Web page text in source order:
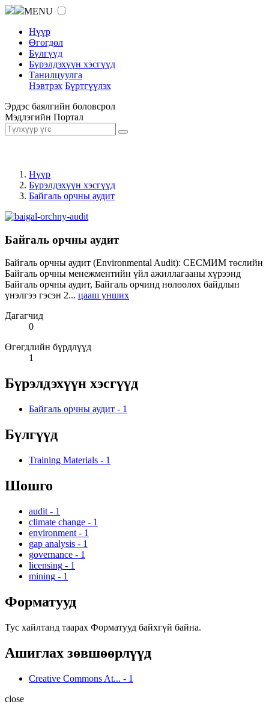
MENU
Нүүр
Өгөгдөл
Бүлгүүд
Бүрэлдэхүүн хэсгүүд
Танилцуулга
Нэвтрэх Бүртгүүлэх
Эрдэс баялгийн боловсрол
Мэдлэгийн Портал
Нүүр
Бүрэлдэхүүн хэсгүүд
Байгаль орчны аудит
Байгаль орчны аудит
Байгаль орчны аудит (Environmental Audit): СЕСМИМ төслийн
Байгаль орчны менежментийн үйл ажиллагааны хүрээнд
Байгаль орчны аудит, Байгаль орчинд нөлөөлөх байдлын
үнэлгээ гэсэн 2... цааш унших
Дагагчид
0
Өгөгдлийн бүрдлүүд
1
Бүрэлдэхүүн хэсгүүд
Байгаль орчны аудит - 1
Бүлгүүд
Training Materials - 1
Шошго
audit - 1
climate change - 1
environment - 1
gap analysis - 1
governance - 1
licensing - 1
mining - 1
Форматууд
Тус хайлтанд таарах Форматууд байхгүй байна.
Ашиглах зөвшөөрлүүд
Creative Commons At... - 1
close